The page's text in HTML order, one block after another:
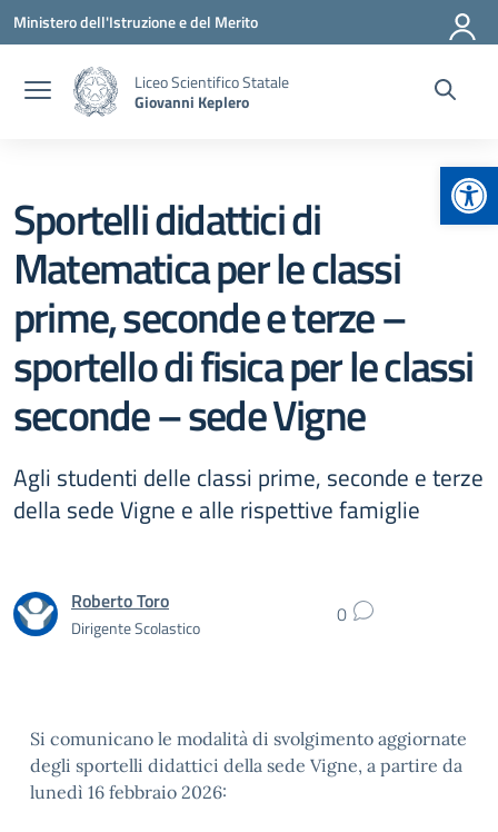
Vai ai contenuti
Vai al menu di navigazione
Vai al footer
Ministero dell'Istruzione e del Merito
Liceo Scientifico Statale
Giovanni Keplero
Sportelli didattici di
Matematica per le classi
prime, seconde e terze –
sportello di fisica per le classi
seconde – sede Vigne
Agli studenti delle classi prime, seconde e terze
della sede Vigne e alle rispettive famiglie
Roberto Toro
Dirigente Scolastico 0
Si comunicano le modalità di svolgimento aggiornate
degli sportelli didattici della sede Vigne, a partire da
lunedì 16 febbraio 2026: